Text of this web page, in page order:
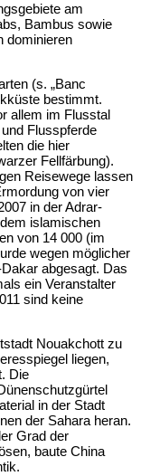
am
Bambus sowie
dominieren
(s. „Banc
bestimmt.
allem im Flusstal
Flusspferde
die hier
Fellfärbung).
Reisewege lassen
von vier
in der Adrar-
islamischen
von 14 000 (im
wegen möglicher
abgesagt. Das
ein Veranstalter
sind keine
Nouakchott zu
liegen,
Die
in der Stadt
der Sahara heran.
Grad der
baute China